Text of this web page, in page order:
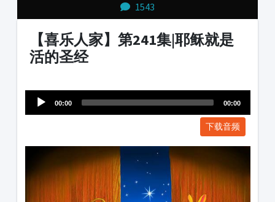
1543
【喜乐人家】第241集|耶稣就是
活的圣经
Player
00:00 00:00
下载音频